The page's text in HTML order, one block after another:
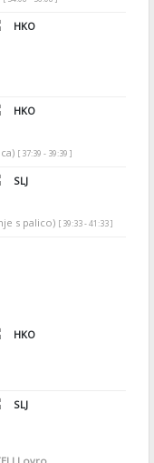
HKO
HKO
[ 37:39 - 39:39 ]
SLJ
s palico) [ 39:33 - 41:33 ]
HKO
SLJ